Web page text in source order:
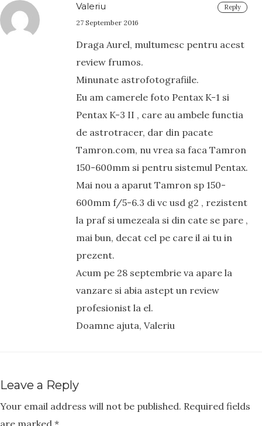
Reply
Valeriu
27 September 2016
Draga Aurel, multumesc pentru acest
review frumos.
Minunate astrofotografiile.
Eu am camerele foto Pentax K-1 si
Pentax K-3 II , care au ambele functia
de astrotracer, dar din pacate
Tamron.com, nu vrea sa faca Tamron
150-600mm si pentru sistemul Pentax.
Mai nou a aparut Tamron sp 150-
600mm f/5-6.3 di vc usd g2 , rezistent
la praf si umezeala si din cate se pare ,
mai bun, decat cel pe care il ai tu in
prezent.
Acum pe 28 septembrie va apare la
vanzare si abia astept un review
profesionist la el.
Doamne ajuta, Valeriu
Leave a Reply
Your email address will not be published. Required fields
are marked *